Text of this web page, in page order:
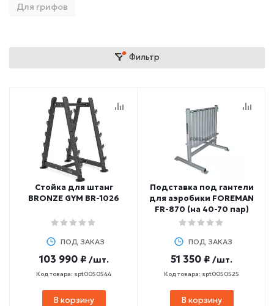
Для грифов
Фильтр
Стойка для штанг
BRONZE GYM BR-1026
ПОД ЗАКАЗ
103 990 ₽ /шт.
Код товара: spt0050544
В корзину
Подставка под гантели
для аэробики FOREMAN
FR-870 (на 40-70 пар)
ПОД ЗАКАЗ
51 350 ₽ /шт.
Код товара: spt0050525
В корзину